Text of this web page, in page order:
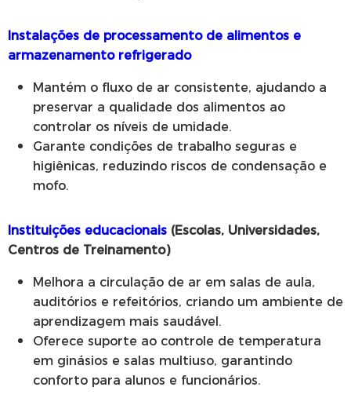
Instalações de processamento de alimentos e
armazenamento refrigerado
Mantém o fluxo de ar consistente, ajudando a
preservar a qualidade dos alimentos ao
controlar os níveis de umidade.
Garante condições de trabalho seguras e
higiênicas, reduzindo riscos de condensação e
mofo.
Instituições educacionais (Escolas, Universidades,
Centros de Treinamento)
Melhora a circulação de ar em salas de aula,
auditórios e refeitórios, criando um ambiente de
aprendizagem mais saudável.
Oferece suporte ao controle de temperatura
em ginásios e salas multiuso, garantindo
conforto para alunos e funcionários.